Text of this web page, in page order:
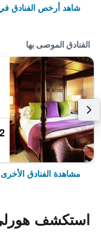
شاهد أرخص الفنادق
الفنادق الموصى بها
مشاهدة الفنادق
استكشف